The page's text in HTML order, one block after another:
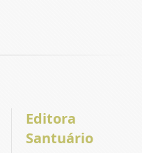
Editora
Santuário